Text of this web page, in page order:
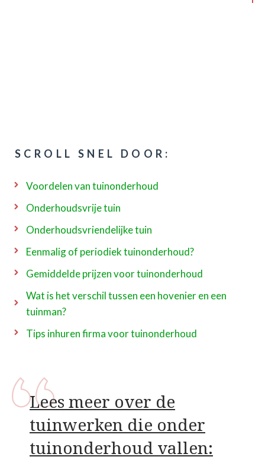
SCROLL SNEL DOOR:
Voordelen van tuinonderhoud
Onderhoudsvrije tuin
Onderhoudsvriendelijke tuin
Eenmalig of periodiek tuinonderhoud?
Gemiddelde prijzen voor tuinonderhoud
Wat is het verschil tussen een hovenier en een
tuinman?
Tips inhuren firma voor tuinonderhoud
Lees meer over de
tuinwerken die onder
tuinonderhoud vallen: